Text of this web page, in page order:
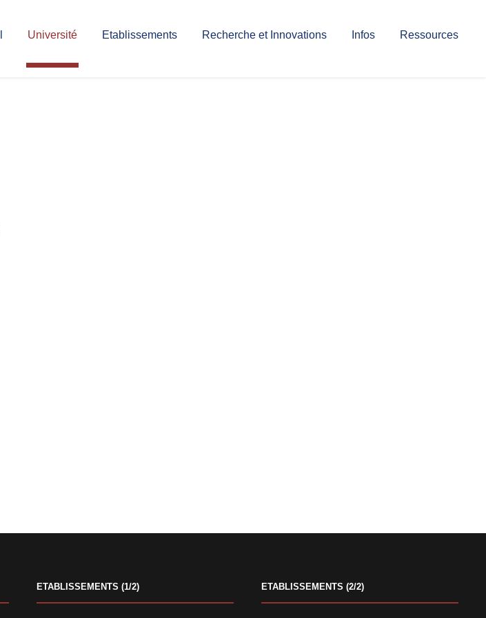
Université Etablissements Recherche et Innovations Infos Ressources
ETABLISSEMENTS (1/2) ETABLISSEMENTS (2/2)